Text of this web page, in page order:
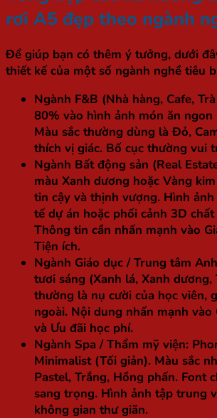
rơi A5 đẹp theo ngành
Để giúp bạn có thêm ý tưởng, dưới
thiết kế của một số ngành nghề tiêu
Ngành F&B (Nhà hàng, Cafe,
80% vào hình ảnh món ăn
Màu sắc thường dùng là Đỏ,
thích vị giác. Bố cục thường vui
Ngành Bất động sản (Real
màu Xanh dương hoặc Vàng
tin cậy và thịnh vượng. Hình
tế dự án hoặc phối cảnh 3D
Thông tin cần nhấn mạnh vào
Tiện ích.
Ngành Giáo dục / Trung tâm
tươi sáng (Xanh lá, Xanh dương,
thường là nụ cười của học viên,
ngoài. Nội dung nhấn mạnh vào
và Ưu đãi học phí.
Ngành Spa / Thẩm mỹ viện:
Minimalist (Tối giản). Màu sắc
Pastel, Trắng, Hồng phấn. Font
sang trọng. Hình ảnh tập trung
không gian thư giãn.